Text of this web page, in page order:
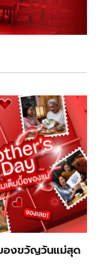
องขวัญวันแม่สุด